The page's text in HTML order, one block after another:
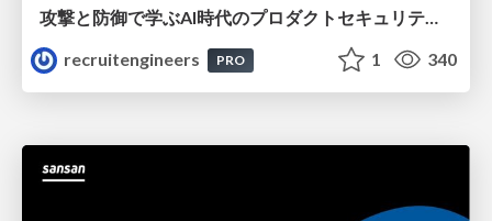
攻撃と防御で学ぶAI時代のプロダクトセキュリティ演習
recruitengineers
PRO 1 340